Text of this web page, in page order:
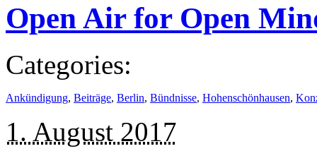
Open Air for Open
Categories:
Ankündigung, Beiträge, Berlin, Bündnisse, Hohenschönhausen,
1. August 2017